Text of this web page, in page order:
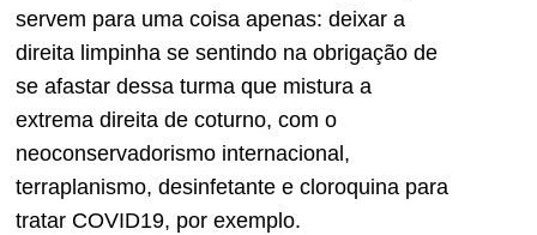
servem para uma coisa apenas: deixar a
direita limpinha se sentindo na obrigação de
se afastar dessa turma que mistura a
extrema direita de coturno, com o
neoconservadorismo internacional,
terraplanismo, desinfetante e cloroquina para
tratar COVID19, por exemplo.